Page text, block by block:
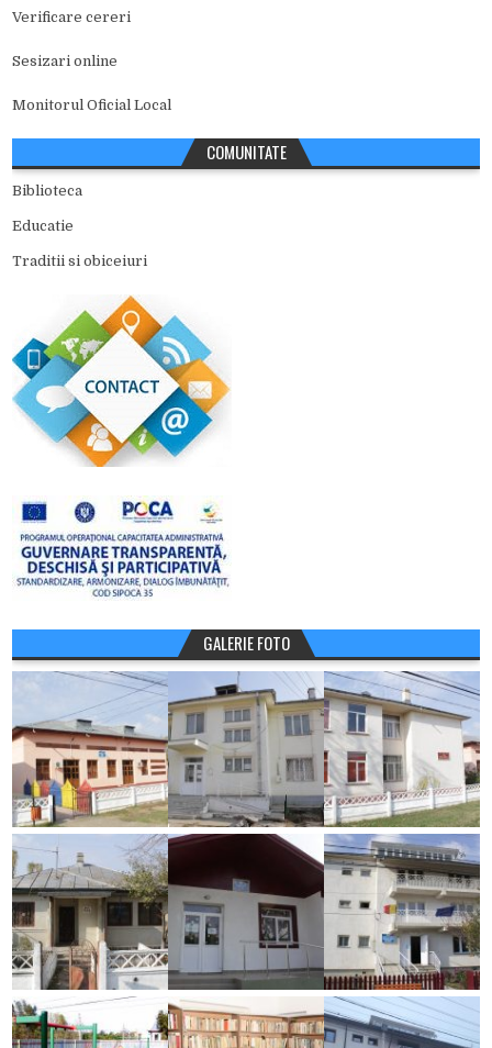
Verificare cereri
Sesizari online
Monitorul Oficial Local
COMUNITATE
Biblioteca
Educatie
Traditii si obiceiuri
GALERIE FOTO